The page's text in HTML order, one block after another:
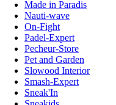
Made in Paradis
Nauti-wave
On-Fight
Padel-Expert
Pecheur-Store
Pet and Garden
Slowood Interior
Smash-Expert
Sneak'In